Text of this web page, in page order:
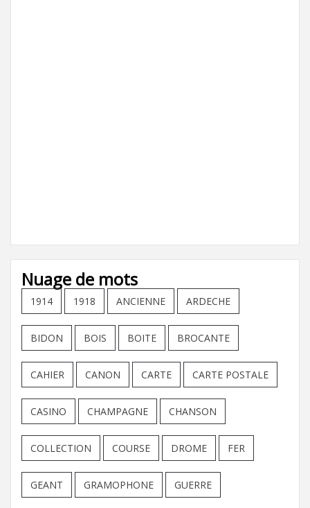
Nuage de mots
1914 1918 ANCIENNE ARDECHE
BIDON BOIS BOITE BROCANTE
CAHIER CANON CARTE CARTE POSTALE
CASINO CHAMPAGNE CHANSON
COLLECTION COURSE DROME FER
GEANT GRAMOPHONE GUERRE